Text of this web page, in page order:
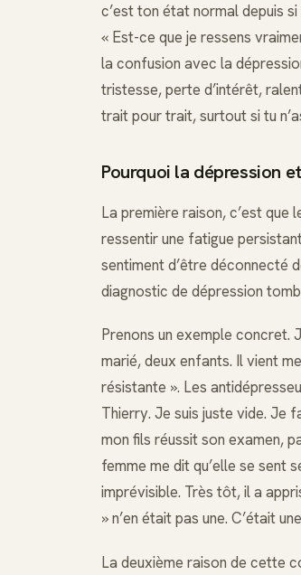
c’est ton état normal depuis
« Est-ce que je ressens
la confusion avec la
tristesse, perte d’intérêt,
trait pour trait, surtout si tu
Pourquoi la dépression
La première raison, c’est que
ressentir une fatigue
sentiment d’être déconnecté
diagnostic de dépression
Prenons un exemple concret.
marié, deux enfants. Il vient
résistante ». Les
Thierry. Je suis juste vide. Je
mon fils réussit son examen,
femme me dit qu’elle se sent
imprévisible. Très tôt, il a
» n’en était pas une. C’était
La deuxième raison de cette